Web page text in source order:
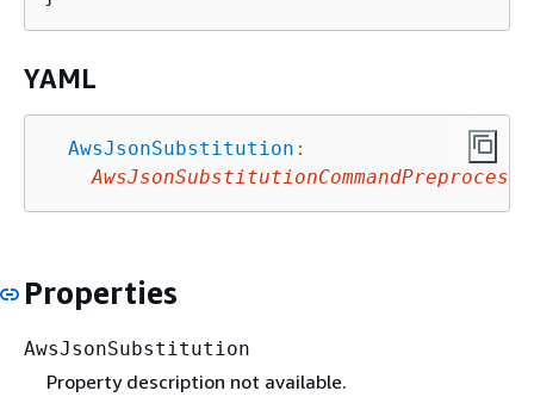
YAML
AwsJsonSubstitution :
Properties
AwsJsonSubstitution
Property description not available.